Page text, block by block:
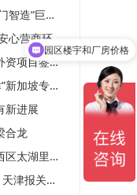
活力西青·民营新引擎丨津门智造“巨无霸”如何领跑全球？
天津子牙经济技术开发区外资项目签约仪式举行
共寻合作新机遇 “投资天津”新加坡专场推介会成功举办
新进展
合龙
“沉睡资产”焕发新活力 河西区太湖里商业街落成
助力农产品高质量“出海”，天津报关协会农食专委会在泰达成立
园区楼宇和厂房价格